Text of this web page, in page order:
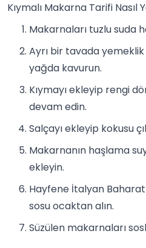
Kıymalı Makarna Tarifi Nasıl
Makarnaları tuzlu suda
Ayrı bir tavada yemeklik
yağda kavurun.
Kıymayı ekleyip rengi
devam edin.
Salçayı ekleyip kokusu
Makarnanın haşlama
ekleyin.
Hayfene İtalyan
sosu ocaktan alın.
Süzülen makarnalarısos